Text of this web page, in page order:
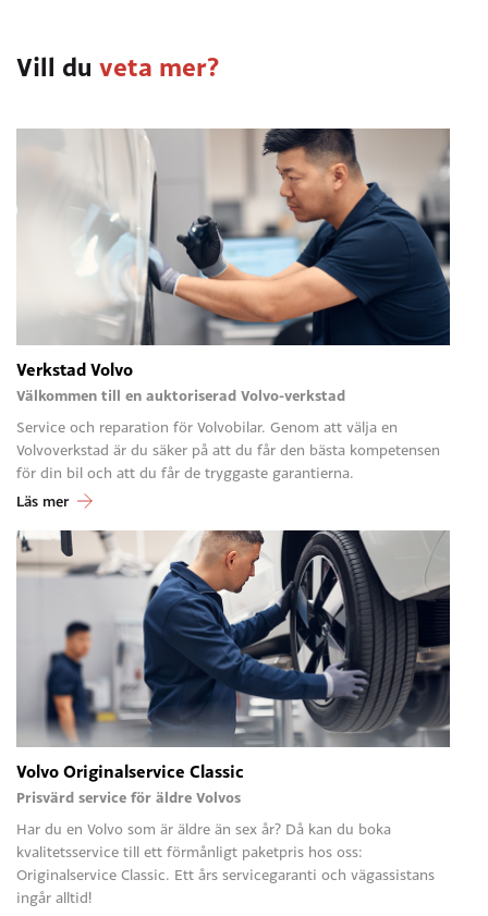
Vill du veta mer?
Verkstad Volvo
Välkommen till en auktoriserad Volvo-verkstad
Service och reparation för Volvobilar. Genom att välja en
Volvoverkstad är du säker på att du får den bästa kompetensen
för din bil och att du får de tryggaste garantierna.
Läs mer
Volvo Originalservice Classic
Prisvärd service för äldre Volvos
Har du en Volvo som är äldre än sex år? Då kan du boka
kvalitetsservice till ett förmånligt paketpris hos oss:
Originalservice Classic. Ett års servicegaranti och vägassistans
ingår alltid!